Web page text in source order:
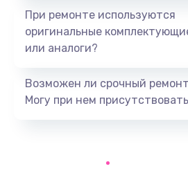
Замена кнопок
Заказать
При ремонте используются
оригинальные
или аналоги?
Возможен ли срочный
Могу при нем